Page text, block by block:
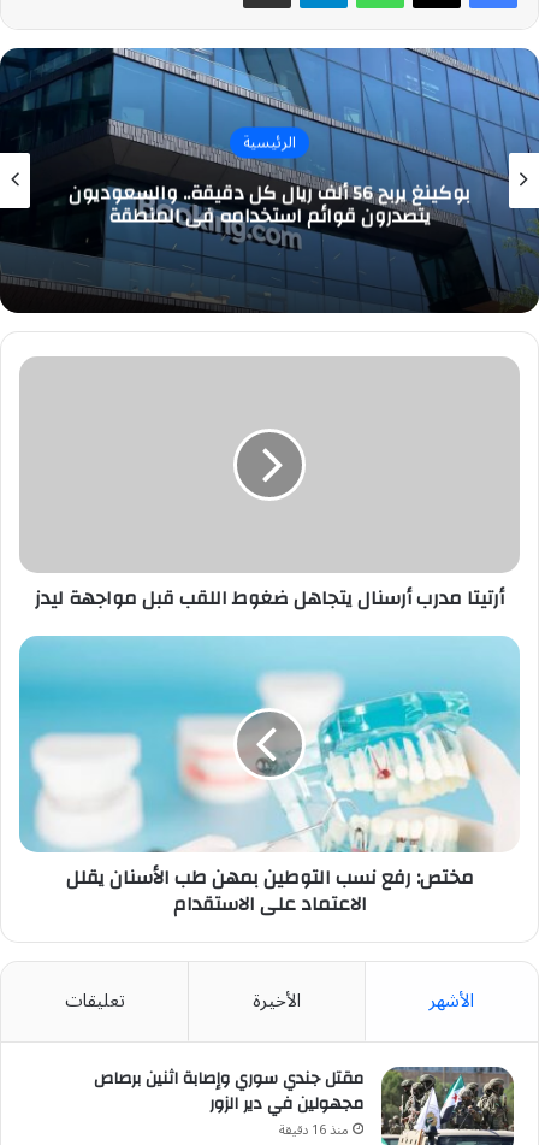
الرئيسية
بوكينغ يربح 56 ألف ريال كل دقيقة.. والسعوديون
يتصدرون قوائم استخدامه في المنطقة
أرتيتا
ليدز
أرتيتا مدرب أرسنال يتجاهل ضغوط اللقب قبل مواجهة ليدز
مختص:
نسب
التوطين
بمهن
طب
الأسنان
يقلل
الاعتماد
مختص: رفع نسب التوطين بمهن طب الأسنان يقلل
الاعتماد على الاستقدام
الأشهر الأخيرة تعليقات
مقتل جندي سوري وإصابة اثنين برصاص
مجهولين في دير الزور
منذ 16 دقيقة